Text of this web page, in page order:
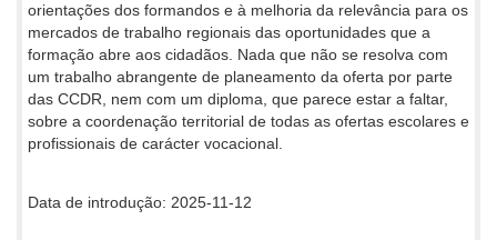
orientações dos formandos e à melhoria da relevância para os
mercados de trabalho regionais das oportunidades que a
formação abre aos cidadãos. Nada que não se resolva com
um trabalho abrangente de planeamento da oferta por parte
das CCDR, nem com um diploma, que parece estar a faltar,
sobre a coordenação territorial de todas as ofertas escolares e
profissionais de carácter vocacional.
Data de introdução: 2025-11-12